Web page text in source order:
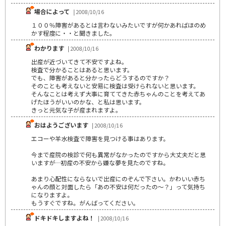
場合によって | 2008/10/16
１００％障害があるとは言わないみたいですが何かあればほのめ
かす程度に・・と聞きました。
わかります | 2008/10/16
出産が近づいてきて不安ですよね。
検査で分かることはあると思います。
でも、障害があると分かったらどうするのですか？
そのことも考えないと安易に検査は受けられないと思います。
そんなことは考えず大事に育ててきた赤ちゃんのことを考えてあ
げたほうがいいのかな、と私は思います。
きっと元気な子が産まれますよ。
おはようございます | 2008/10/16
エコーや羊水検査で障害を見つける事はあります。
今まで産院の検診で何も異常がなかったのですから大丈夫だと思
いますが…初産の不安から嫌な夢を見たのですね。
あまり心配性にならないで出産にのぞんで下さい。かわいい赤ち
ゃんの顔と対面したら「あの不安は何だったの～？」って気持ち
になりますよ。
もうすぐですね。がんばってください。
ドキドキしますよね！
| 2008/10/16